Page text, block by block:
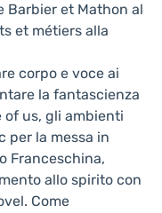
Barbier et Mathon al
et métiers alla
corpo e voce ai
la fantascienza
of us, gli ambienti
per la messa in
Franceschina,
allo spirito con
Come